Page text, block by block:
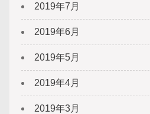
2019年7月
2019年6月
2019年5月
2019年4月
2019年3月